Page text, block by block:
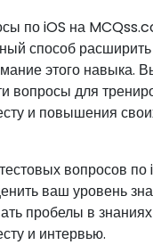
по iOS на
способ
этого навыка.
вопросы для
и повышения
вопросов по
ваш уровень
пробелы в знаниях
и интервью.